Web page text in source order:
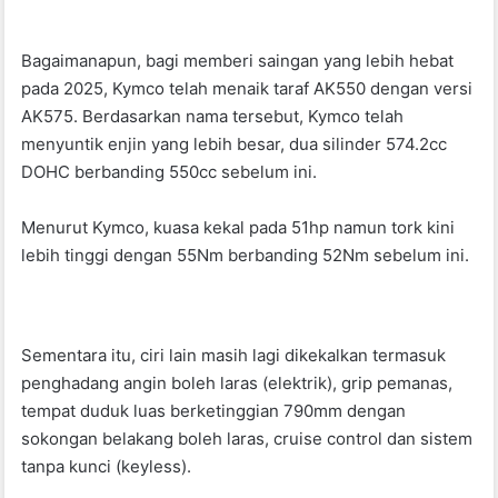
Bagaimanapun, bagi memberi saingan yang lebih hebat
pada 2025, Kymco telah menaik taraf AK550 dengan versi
AK575. Berdasarkan nama tersebut, Kymco telah
menyuntik enjin yang lebih besar, dua silinder 574.2cc
DOHC berbanding 550cc sebelum ini.
Menurut Kymco, kuasa kekal pada 51hp namun tork kini
lebih tinggi dengan 55Nm berbanding 52Nm sebelum ini.
Sementara itu, ciri lain masih lagi dikekalkan termasuk
penghadang angin boleh laras (elektrik), grip pemanas,
tempat duduk luas berketinggian 790mm dengan
sokongan belakang boleh laras, cruise control dan sistem
tanpa kunci (keyless).